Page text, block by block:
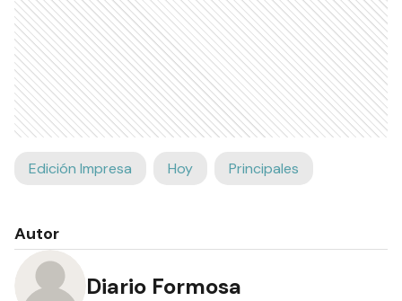
Edición Impresa Hoy Principales
Autor
Diario Formosa